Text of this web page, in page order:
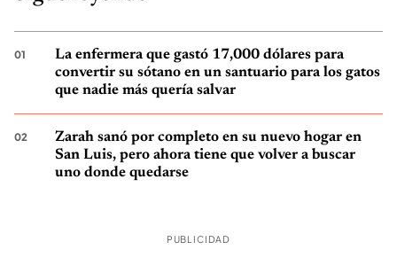
La enfermera que gastó 17,000 dólares para
convertir su sótano en un santuario para los gatos
que nadie más quería salvar
Zarah sanó por completo en su nuevo hogar en
San Luis, pero ahora tiene que volver a buscar
uno donde quedarse
PUBLICIDAD